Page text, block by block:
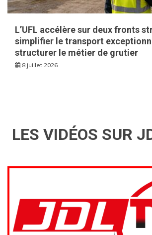
L’UFL accélère sur deux fronts
simplifier le transport
structurer le métier de grutier
8 juillet 2026
LES VIDÉOS SUR